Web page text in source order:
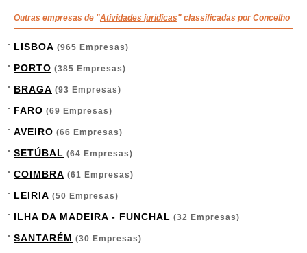
Outras empresas de "Atividades jurídicas" classificadas por Concelho
LISBOA (965 Empresas)
PORTO (385 Empresas)
BRAGA (93 Empresas)
FARO (69 Empresas)
AVEIRO (66 Empresas)
SETÚBAL (64 Empresas)
COIMBRA (61 Empresas)
LEIRIA (50 Empresas)
ILHA DA MADEIRA - FUNCHAL (32 Empresas)
SANTARÉM (30 Empresas)